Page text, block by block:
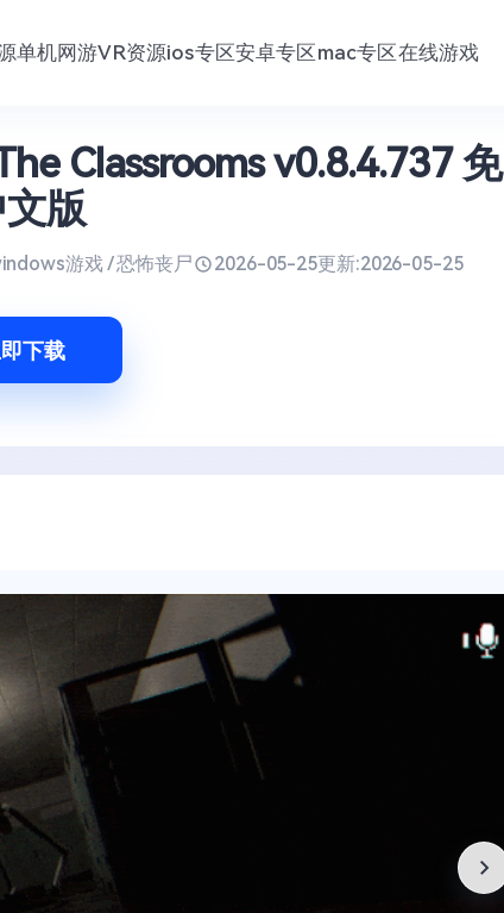
单机网游VR资源ios专区安卓专区mac专区在线游戏
Classrooms v0.8.4.737 免
版
游戏 / 恐怖丧尸 2026-05-25更新:2026-05-25
下载